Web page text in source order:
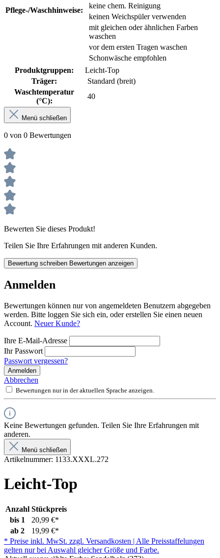
Pflege-/Waschhinweise:
keine chem. Reinigung
keinen Weichspüler verwenden
mit gleichen oder ähnlichen Farben
waschen
vor dem ersten Tragen waschen
Schonwäsche empfohlen
Produktgruppen:
Leicht-Top
Träger:
Standard (breit)
Waschtemperatur
(°C):
40
Menü schließen
0 von 0 Bewertungen
Bewerten Sie dieses Produkt!
Teilen Sie Ihre Erfahrungen mit anderen Kunden.
Bewertung schreiben Bewertungen anzeigen
Anmelden
Bewertungen können nur von angemeldeten Benutzern abgegeben
werden. Bitte loggen Sie sich ein, oder erstellen Sie einen neuen
Account. Neuer Kunde?
Ihre E-Mail-Adresse
Ihr Passwort
Passwort vergessen?
Anmelden
Abbrechen
Bewertungen nur in der aktuellen Sprache anzeigen.
Keine Bewertungen gefunden. Teilen Sie Ihre Erfahrungen mit
anderen.
Menü schließen
Artikelnummer: 1133.XXXL.272
Leicht-Top
Anzahl Stückpreis
bis 1
20,99 €*
ab 2
19,99 €*
* Preise inkl. MwSt. zzgl. Versandkosten | Alle Preisstaffelungen
gelten nur bei Auswahl gleicher Größe und Farbe.